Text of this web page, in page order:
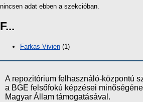
nincsen adat ebben a szekcióban.
F...
Farkas Vivien (1)
A repozitórium felhasználó-központú
a BGE felsőfokú képzései
Magyar Állam támogatásával.